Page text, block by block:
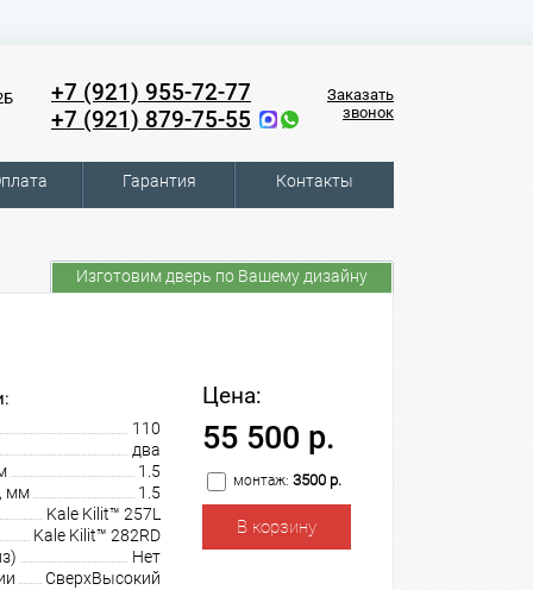
+7 (921) 955-72-77
+7 (921) 879-75-55
Заказать
звонок
Гарантия Контакты
Изготовим дверь по Вашему дизайну
110
два
1.5
мм
1.5
Kale Kilit™ 257L
Kale Kilit™ 282RD
Нет
СверхВысокий
Цена:
55 500 р.
монтаж: 3500 р.